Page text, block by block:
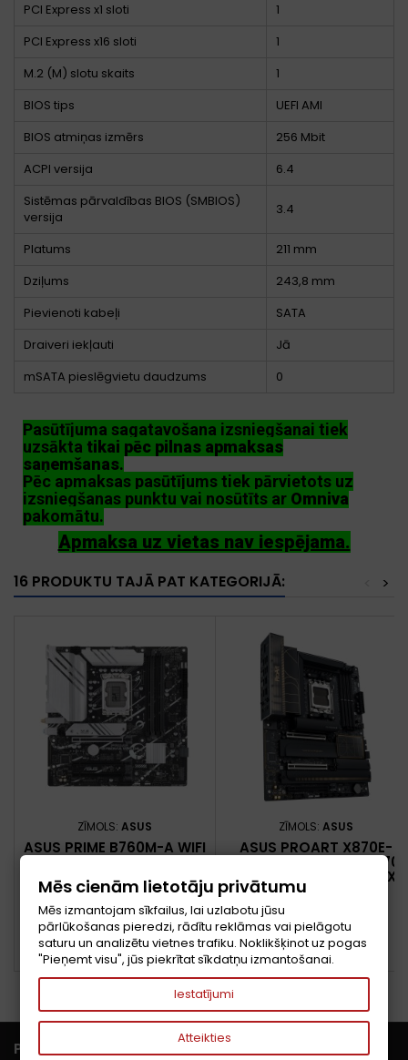
PCI Express x1 sloti
1
PCI Express x16 sloti
1
M.2 (M) slotu skaits
1
BIOS tips
UEFI AMI
BIOS atmiņas izmērs
256 Mbit
ACPI versija
6.4
Sistēmas pārvaldības BIOS (SMBIOS)
versija
3.4
Platums
211 mm
Dziļums
243,8 mm
Pievienoti kabeļi
SATA
Draiveri iekļauti
Jā
mSATA pieslēgvietu daudzums
0
Pasūtījuma sagatavošana izsniegšanai tiek
uzsākta tikai pēc pilnas apmaksas
saņemšanas.
Pēc apmaksas pasūtījums tiek pārvietots uz
izsniegšanas punktu vai nosūtīts ar Omniva
pakomātu.
Apmaksa uz vietas nav iespējama.
16 PRODUKTU TAJĀ PAT KATEGORIJĀ: >
ZĪMOLS: ASUS
ASUS PRIME B760M-A WIFI
MIKRO ATX
Cena
123,33 €
 Pievienot grozam
PIEEJAMS
ZĪMOLS: ASUS
ASUS PROART X870E-
CREATOR WIFI AMD X870E
AM5 PIESLĒGVIETA ATX
Cena
442,96 €
 Pievienot grozam
PIEEJAMS
PRECES 
Mēs cienām lietotāju privātumu
Mēs izmantojam sīkfailus, lai uzlabotu jūsu
pārlūkošanas pieredzi, rādītu reklāmas vai pielāgotu
saturu un analizētu vietnes trafiku. Noklikšķinot uz pogas
"Pieņemt visu", jūs piekrītat sīkdatņu izmantošanai.
Iestatījumi
Atteikties